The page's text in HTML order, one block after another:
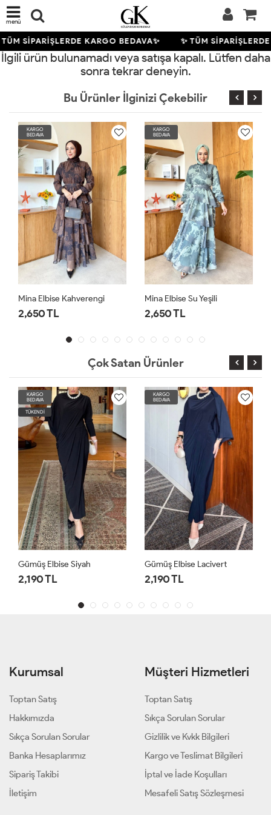
menü
SİPARİŞLERDE KARGO BEDAVA✨ ✨ TÜM
İlgili ürün bulunamadı veya satışa kapalı. Lütfen daha
sonra tekrar deneyin.
Bu Ürünler İlginizi Çekebilir
KARGO
BEDAVA
Mina Elbise Su Yeşili
2,650 TL
KARGO
BEDAVA
Nisa Elbise Bordo
1,750 TL
Çok Satan Ürünler
KARGO
BEDAVA
Gümüş Elbise Lacivert
2,190 TL
KARGO
BEDAVA
Gümüş Elbise Haki
2,190 TL
Kurumsal
Toptan Satış
Hakkımızda
Sıkça Sorulan Sorular
Banka Hesaplarımız
Sipariş Takibi
İletişim
Müşteri Hizmetleri
Toptan Satış
Sıkça Sorulan Sorular
Gizlilik ve Kvkk Bilgileri
Kargo ve Teslimat Bilgileri
İptal ve İade Koşulları
Mesafeli Satış Sözleşmesi